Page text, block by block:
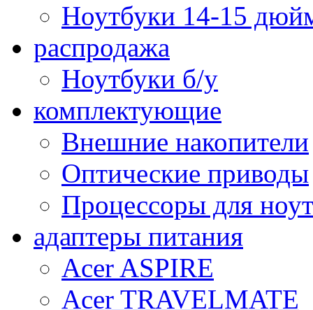
Ноутбуки 14-15
распродажа
Ноутбуки б/у
комплектующие
Внешние накопители
Оптические приводы
Процессоры для
адаптеры питания
Acer ASPIRE
Acer TRAVELMATE